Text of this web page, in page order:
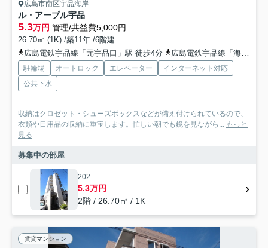
広島市南区宇品海岸
ル・アーブル宇品
5.3万円 管理/共益費5,000円
26.70㎡ (1K) /築11年 /6階建
広島電鉄宇品線「元宇品口」駅 徒歩4分
広島電鉄宇品線「海岸通」駅 徒歩4分
駐輪場 オートロック エレベーター
インターネット対応
公共下水
収納はクロゼット・シューズボックスなどが備え付けられているので、
衣類や日用品の収納に重宝します。忙しい朝でも鏡を見ながら... もっと
見る
募集中の部屋
202
5.3万円
2階 / 26.70㎡ / 1K
賃貸マンション